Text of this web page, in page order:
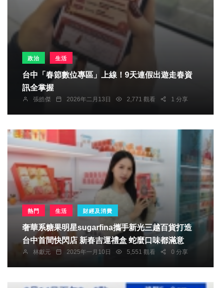
政治 生活
台中「春節數位專區」上線！9天連假出遊走春資
訊全掌握
張皓傑 2026年二月13日 2,771 觀看 1 分享
熱門 生活 財經及消費
奢華系糖果明星sugarfina攜手新光三越百貨打造
台中首間快閃店 新春吉運禮盒 蛇麼口味都滿意
林獻元 2025年一月10日 5,551 觀看 0 分享